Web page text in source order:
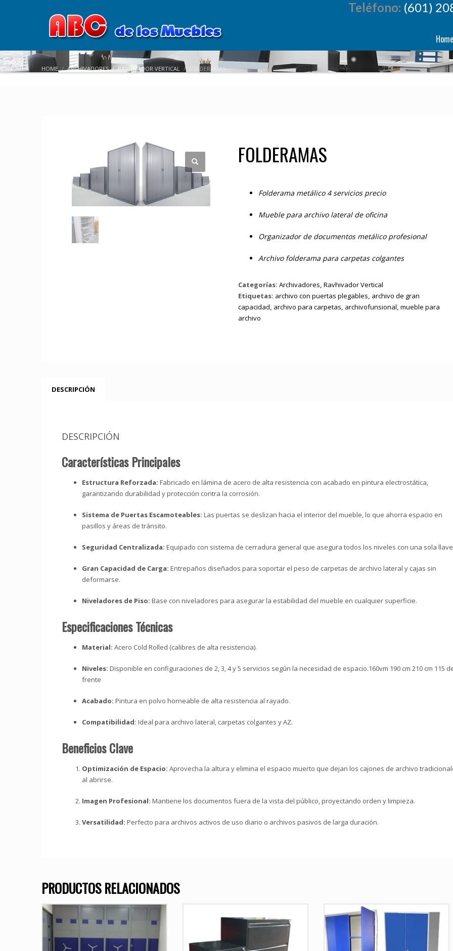
Teléfono: (601)
Home
HOME ARCHIVADORES RAVHIVADOR VERTICAL FOLDERAMAS
FOLDERAMAS
Folderama metálico 4 servicios precio
Mueble para archivo lateral de oficina
Organizador de documentos metálico profesional
Archivo folderama para carpetas colgantes
Categorías: Archivadores, Ravhivador Vertical
Etiquetas: archivo con puertas plegables, archivo de gran
capacidad, archivo para carpetas, archivofunsional, mueble para
archivo
DESCRIPCIÓN
DESCRIPCIÓN
Características Principales
Estructura Reforzada: Fabricado en lámina de acero de alta resistencia con acabado en pintura electrostática,
garantizando durabilidad y protección contra la corrosión.
Sistema de Puertas Escamoteables: Las puertas se deslizan hacia el interior del mueble, lo que ahorra espacio en
pasillos y áreas de tránsito.
Seguridad Centralizada: Equipado con sistema de cerradura general que asegura todos los niveles con una sola
Gran Capacidad de Carga: Entrepaños diseñados para soportar el peso de carpetas de archivo lateral y cajas sin
deformarse.
Niveladores de Piso: Base con niveladores para asegurar la estabilidad del mueble en cualquier superficie.
Especificaciones Técnicas
Material: Acero Cold Rolled (calibres de alta resistencia).
Niveles: Disponible en configuraciones de 2, 3, 4 y 5 servicios según la necesidad de espacio.160vm 190 cm 210 cm 115
frente
Acabado: Pintura en polvo horneable de alta resistencia al rayado.
Compatibilidad: Ideal para archivo lateral, carpetas colgantes y AZ.
Beneficios Clave
Optimización de Espacio: Aprovecha la altura y elimina el espacio muerto que dejan los cajones de archivo
al abrirse.
Imagen Profesional: Mantiene los documentos fuera de la vista del público, proyectando orden y limpieza.
Versatilidad: Perfecto para archivos activos de uso diario o archivos pasivos de larga duración.
PRODUCTOS RELACIONADOS